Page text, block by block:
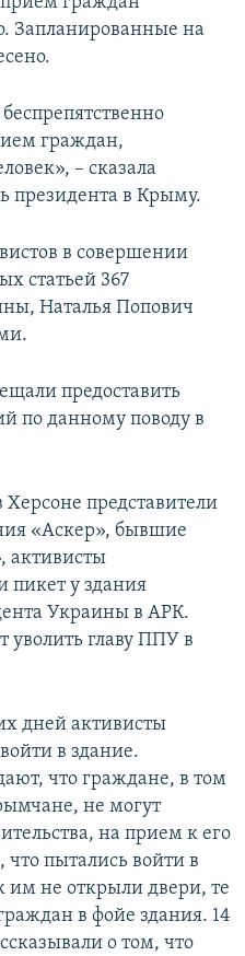
Запланированные на
граждан,
– сказала
президента в Крыму.
в совершении
статьей 367
Наталья Попович
предоставить
по данному поводу в
представители
«Аскер», бывшие
активисты
пикет у здания
Украины в АРК.
уволить главу ППУ в
дней активисты
в здание.
что граждане, в том
не могут
на прием к его
что пытались войти в
им не открыли двери, те
в фойе здания. 14
о том, что